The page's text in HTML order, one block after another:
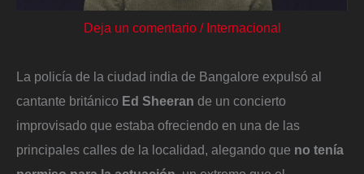
Deja un comentario / Internacional
La policía de la ciudad india de Bangalore expulsó al
cantante británico Ed Sheeran de un concierto
improvisado que estaba ofreciendo en una de las
principales calles de la localidad, alegando que no tenía